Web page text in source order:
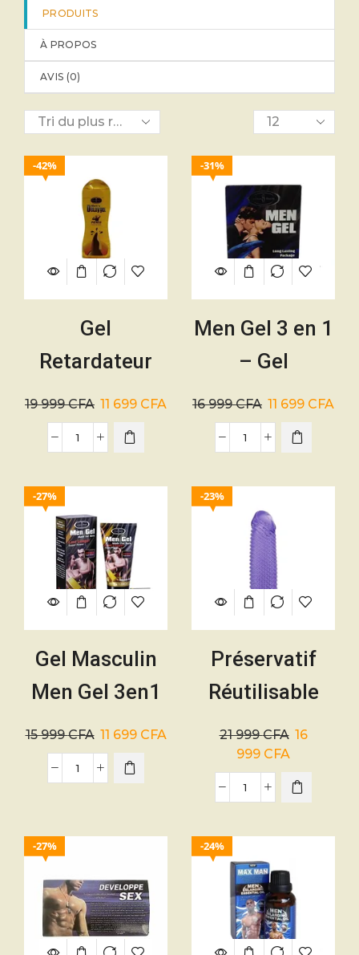
PRODUITS
À PROPOS
AVIS (0)
42%
Gel
Retardateur
d’Éjaculation
200 ml
19 999CFA 11 699 CFA
31%
Men Gel 3 en 1
– Gel
Aphrodisiaque
16 999CFA 11 699 CFA
27%
Gel Masculin
Men Gel 3en1
–
Aphrodisiaque
15 999CFA 11 699 CFA
23%
Préservatif
Réutilisable
Manchon pour
pénis
21 999CFA 16
999 CFA
27% 24%